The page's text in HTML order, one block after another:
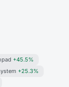
+45.5%
+25.3%